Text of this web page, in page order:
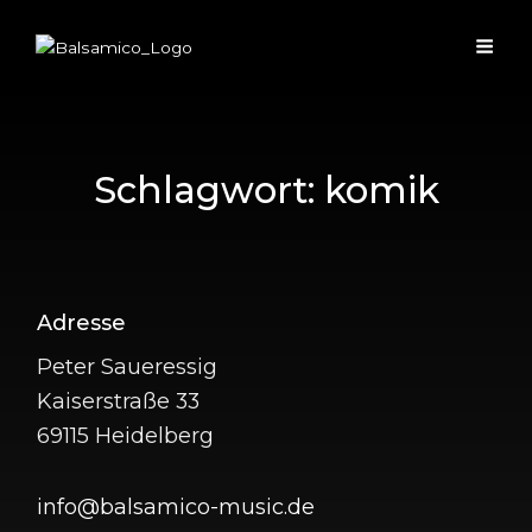
Schlagwort: komik
Heidelberger HardChor:
Hockenheim, Pumpwerk
www.hardchor.de
Heidelberger HardChor:
Adresse
Peter Saueressig
Kaiserstraße 33
69115 Heidelberg
info@balsamico-music.de